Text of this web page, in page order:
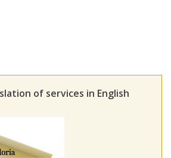
of services in English